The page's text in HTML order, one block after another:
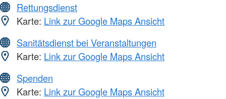
Rettungsdienst
Karte: Link zur Google Maps Ansicht
Sanitätsdienst bei Veranstaltungen
Karte: Link zur Google Maps Ansicht
Spenden
Karte: Link zur Google Maps Ansicht